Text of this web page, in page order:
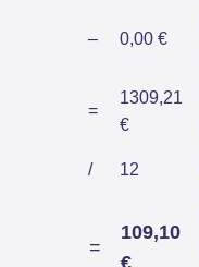
– 0,00 €
=
1309,21
€
/ 12
=
109,10
€